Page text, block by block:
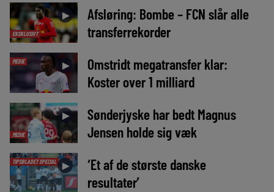
EKSKLUSIVT
►
Afsløring: Bombe – FCN slår alle
transferrekorder
MEDIE ►
Omstridt megatransfer klar:
Koster over 1 milliard
MEDIE
►
Sønderjyske har bedt Magnus
Jensen holde sig væk
TIPSBLADET SPECIAL ►
‘Et af de største danske
resultater’